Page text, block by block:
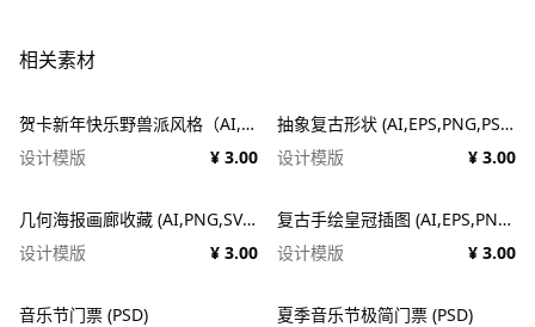
相关素材
贺卡新年快乐野兽派风格（AI,EPS）
设计模版
¥ 3.00
抽象复古形状 (AI,EPS,PNG,PSD,SVG)
设计模版
¥ 3.00
几何海报画廊收藏 (AI,PNG,SVG)
设计模版
¥ 3.00
复古手绘皇冠插图 (AI,EPS,PNG,SVG)
设计模版
¥ 3.00
音乐节门票 (PSD)
夏季音乐节极简门票 (PSD)